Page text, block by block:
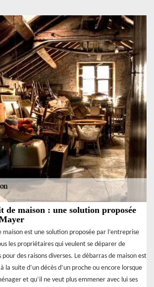
de maison : une solution proposée
maison est une solution proposée par l’entreprise
les propriétaires qui veulent se déparer de
des raisons diverses. Le débarras de maison est
la suite d’un décès d’un proche ou encore lorsque
et qu’il ne veut plus emmener avec lui ses